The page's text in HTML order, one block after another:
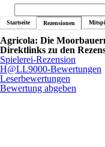
Startseite Rezensionen
Agricola: Die
Direktlinks zu den
Spielerei-Rezension
H@LL9000-Bewertungen
Leserbewertungen
Bewertung abgeben